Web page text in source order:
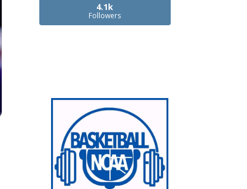
4.1k
Followers